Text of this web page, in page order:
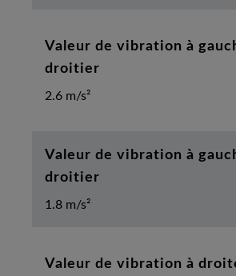
Valeur de vibration à
droitier
2.6 m/s²
Valeur de vibration à
droitier
1.8 m/s²
Valeur de vibration à